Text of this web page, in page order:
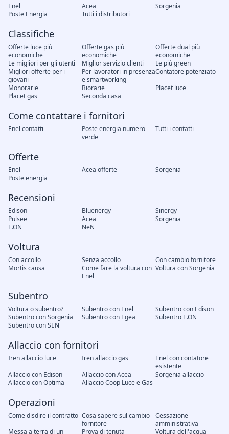
Enel Acea
Sorgenia
Poste Energia
Tutti i distributori
Classifiche
Offerte luce più
economiche
Offerte gas più
economiche
Offerte dual più
economiche
Le migliori per gli utenti
Miglior servizio clienti
Le più green
Migliori offerte per i
giovani
Per lavoratori in presenza
e smartworking
Contatore potenziato
Monorarie
Biorarie
Placet luce
Placet gas
Seconda casa
Come contattare i fornitori
Enel contatti
Poste energia numero
verde
Tutti i contatti
Offerte
Enel Acea offerte
Sorgenia
Poste energia
Recensioni
Edison Bluenergy
Sinergy
Pulsee
Acea
Sorgenia
E.ON
NeN
Voltura
Con accollo Senza accollo
Con cambio fornitore
Mortis causa
Come fare la voltura con
Enel
Voltura con Sorgenia
Subentro
Voltura o subentro? Subentro con Enel
Subentro con Edison
Subentro con Sorgenia
Subentro con Egea
Subentro E.ON
Subentro con SEN
Allaccio con fornitori
Iren allaccio luce Iren allaccio gas
Enel con contatore
esistente
Allaccio con Edison
Allaccio con Acea
Sorgenia allaccio
Allaccio con Optima
Allaccio Coop Luce e Gas
Operazioni
Come disdire il contratto Cosa sapere sul cambio
fornitore
Cessazione
amministrativa
Messa a terra di un
Prova di tenuta Voltura dell'acqua